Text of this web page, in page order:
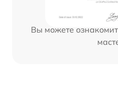
Вы можете